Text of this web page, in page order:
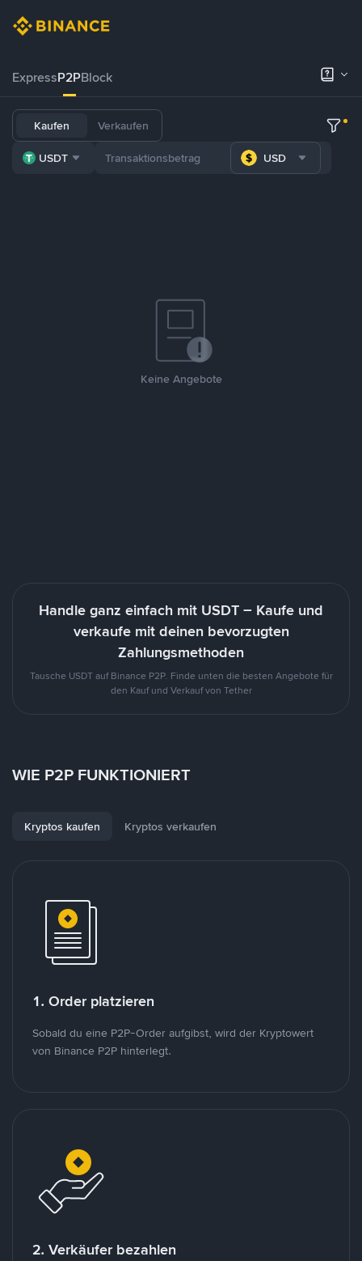
ExpressP2PBlock
Kaufen Verkaufen
USDT USD
Keine Angebote
Handle ganz einfach mit USDT – Kaufe und
verkaufe mit deinen bevorzugten
Zahlungsmethoden
Tausche USDT auf Binance P2P. Finde unten die besten Angebote für
den Kauf und Verkauf von Tether
WIE P2P FUNKTIONIERT
Kryptos kaufen Kryptos verkaufen
1. Order platzieren
Sobald du eine P2P-Order aufgibst, wird der Kryptowert
von Binance P2P hinterlegt.
2. Verkäufer bezahlen